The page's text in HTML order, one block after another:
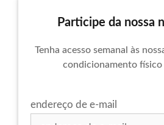
Participe da nossa
Tenha acesso semanal às
condicionamento
endereço de e-mail